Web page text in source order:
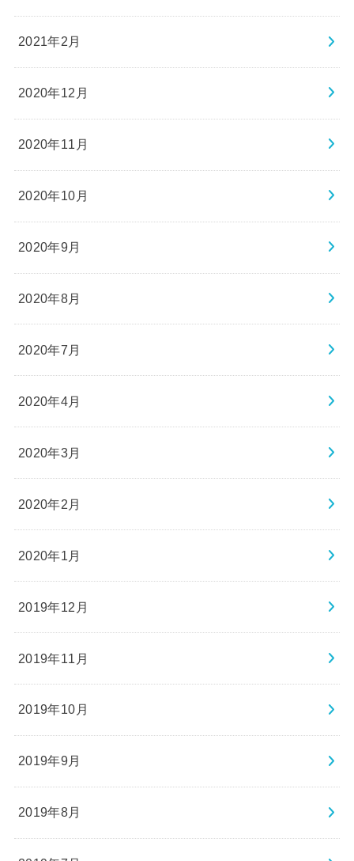
2021年2月
2020年12月
2020年11月
2020年10月
2020年9月
2020年8月
2020年7月
2020年4月
2020年3月
2020年2月
2020年1月
2019年12月
2019年11月
2019年10月
2019年9月
2019年8月